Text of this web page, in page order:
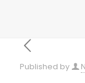
Published by